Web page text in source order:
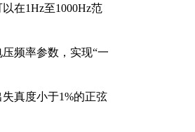
在1Hz至1000Hz范
频率参数，实现“一
真度小于1%的正弦